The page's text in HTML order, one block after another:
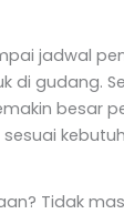
jadwal
di gudang.
besar
Tidak